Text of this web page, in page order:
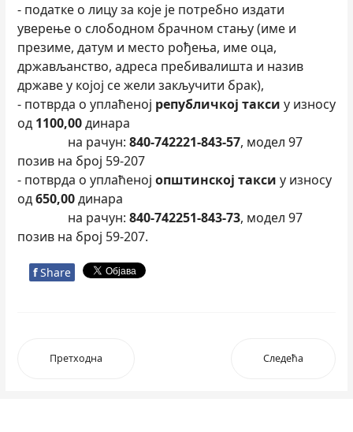
- податке о лицу за које је потребно издати
уверење о слободном брачном стању (име и
презиме, датум и место рођења, име оца,
држављанство, адреса пребивалишта и назив
државе у којој се жели закључити брак),
- потврда о уплаћеној републичкој такси у износу
од 1100,00динара
на рачун: 840-742221-843-57, модел 97
позив на број 59-207
- потврда о уплаћеној општинској такси у износу
од650,00динара
на рачун: 840-742251-843-73, модел 97
позив на број 59-207.
f Share
Претходна Следећа